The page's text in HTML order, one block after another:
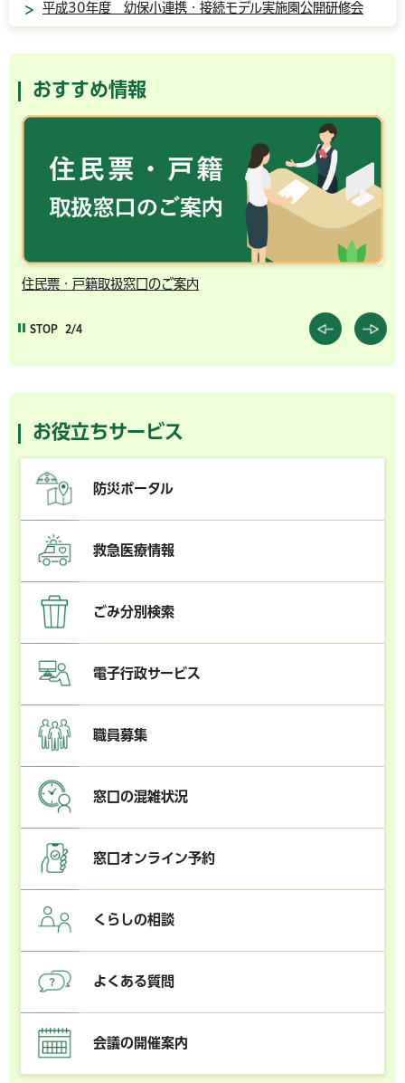
平成30年度 幼保小連携・接続モデル実施園公開研修会
おすすめ情報
住民票・戸籍取扱窓口のご案内
STOP 2/4
お役立ちサービス
防災ポータル
救急医療情報
ごみ分別検索
電子行政サービス
職員募集
窓口の混雑状況
窓口オンライン予約
くらしの相談
よくある質問
会議の開催案内